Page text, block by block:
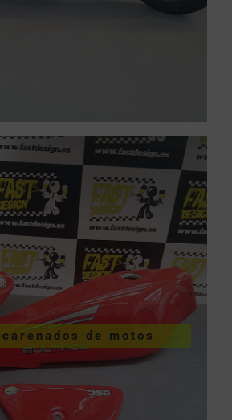
de motos
carenados de
motos
DE CARENADOS